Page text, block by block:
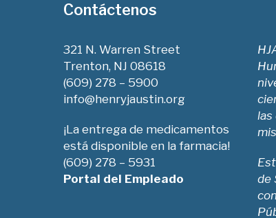
Contáctenos
321 N. Warren Street
Trenton, NJ 08618
(609) 278 – 5900
info@henryjaustin.org
¡La entrega de medicamentos
está disponible en la farmacia!
(609) 278 – 5931
Portal del Empleado
las
de